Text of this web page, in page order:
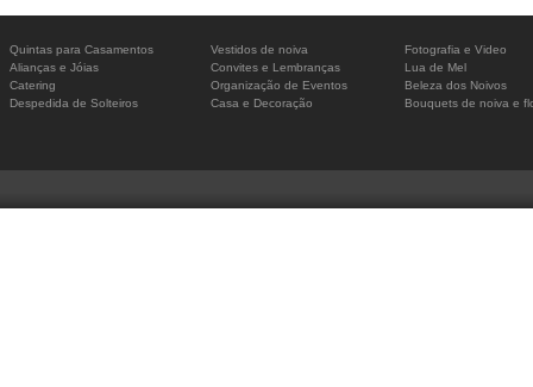
Quintas para Casamentos Vestidos de noiva
Fotografia e Video
Alianças e Jóias
Convites e Lembranças
Lua de Mel
Catering
Organização de Eventos
Beleza dos Noivos
Despedida de Solteiros
Casa e Decoração Bouquets de noiva e